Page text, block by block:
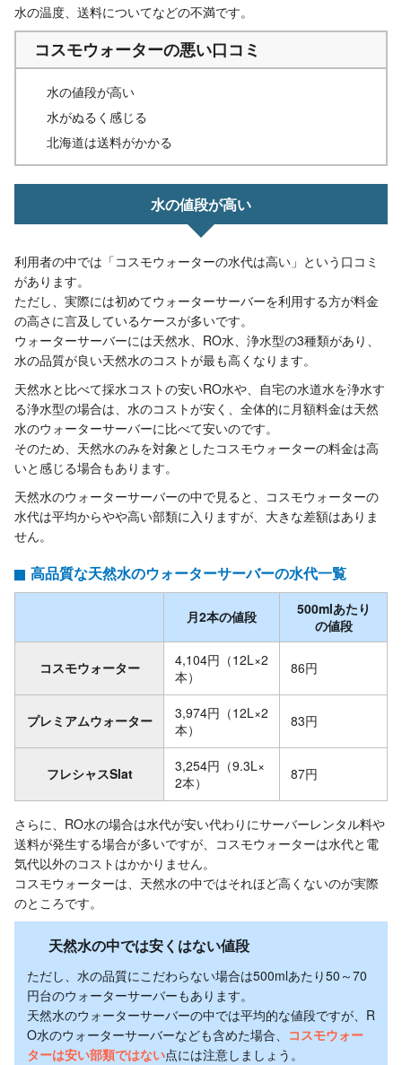
水の温度、送料についてなどの不満です。
コスモウォーターの悪い口コミ
水の値段が高い
水がぬるく感じる
北海道は送料がかかる
水の値段が高い
利用者の中では「コスモウォーターの水代は高い」という口コミ
があります。
ただし、実際には初めてウォーターサーバーを利用する方が料金
の高さに言及しているケースが多いです。
ウォーターサーバーには天然水、RO水、浄水型の3種類があり、
水の品質が良い天然水のコストが最も高くなります。
天然水と比べて採水コストの安いRO水や、自宅の水道水を浄水す
る浄水型の場合は、水のコストが安く、全体的に月額料金は天然
水のウォーターサーバーに比べて安いのです。
そのため、天然水のみを対象としたコスモウォーターの料金は高
いと感じる場合もあります。
天然水のウォーターサーバーの中で見ると、コスモウォーターの
水代は平均からやや高い部類に入りますが、大きな差額はありま
せん。
高品質な天然水のウォーターサーバーの水代一覧
月2本の値段
500mlあたり
の値段
コスモウォーター
4,104円（12L×2
本）
86円
プレミアムウォーター
3,974円（12L×2
本）
83円
フレシャスSlat
3,254円（9.3L×
2本）
87円
さらに、RO水の場合は水代が安い代わりにサーバーレンタル料や
送料が発生する場合が多いですが、コスモウォーターは水代と電
気代以外のコストはかかりません。
コスモウォーターは、天然水の中ではそれほど高くないのが実際
のところです。
天然水の中では安くはない値段
ただし、水の品質にこだわらない場合は500mlあたり50～70
円台のウォーターサーバーもあります。
天然水のウォーターサーバーの中では平均的な値段ですが、R
O水のウォーターサーバーなども含めた場合、 コスモウォー
ターは安い部類ではない点には注意しましょう。